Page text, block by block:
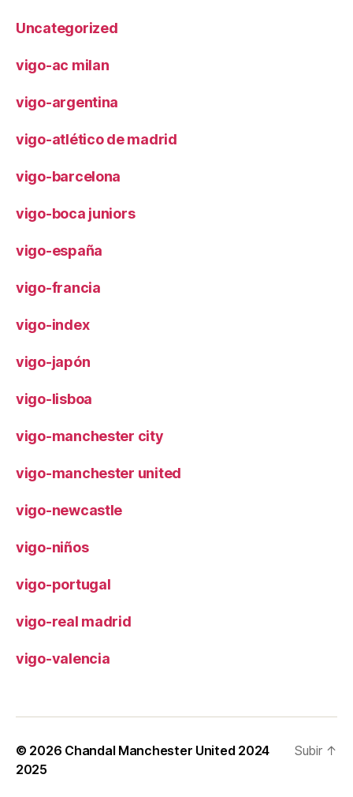
Uncategorized
vigo-ac milan
vigo-argentina
vigo-atlético de madrid
vigo-barcelona
vigo-boca juniors
vigo-españa
vigo-francia
vigo-index
vigo-japón
vigo-lisboa
vigo-manchester city
vigo-manchester united
vigo-newcastle
vigo-niños
vigo-portugal
vigo-real madrid
vigo-valencia
© 2026 Chandal Manchester United 2024
2025
Subir ↑